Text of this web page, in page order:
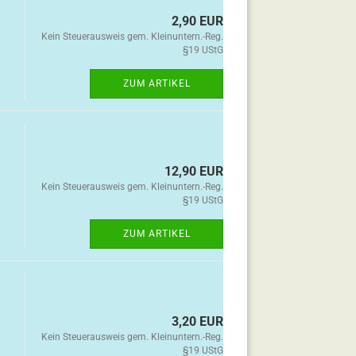
2,90 EUR
Kein Steuerausweis gem. Kleinuntern.-Reg.
§19 UStG
ZUM ARTIKEL
12,90 EUR
Kein Steuerausweis gem. Kleinuntern.-Reg.
§19 UStG
ZUM ARTIKEL
3,20 EUR
Kein Steuerausweis gem. Kleinuntern.-Reg.
§19 UStG